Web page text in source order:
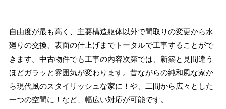
自由度が最も高く、主要構造躯体以外で間取りの変更から水
廻りの交換、表面の仕上げまでトータルで工事することがで
きます。中古物件でも工事の内容次第では、新築と見間違う
ほどガラッと雰囲気が変わります。昔ながらの純和風な家か
ら現代風のスタイリッシュな家に！や、二間から広々とした
一つの空間に！など、幅広い対応が可能です。